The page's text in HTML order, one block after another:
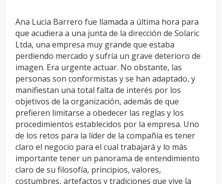
Ana Lucia Barrero fue llamada a última hora para
que acudiera a una junta de la dirección de Solaric
Ltda, una empresa muy grande que estaba
perdiendo mercado y sufría un grave deterioro de
imagen. Era urgente actuar. No obstante, las
personas son conformistas y se han adaptado, y
manifiestan una total falta de interés por los
objetivos de la organización, además de que
prefieren limitarse a obedecer las reglas y los
procedimientos establecidos por la empresa. Uno
de los retos para la líder de la compañía es tener
claro el negocio para el cual trabajará y lo más
importante tener un panorama de entendimiento
claro de su filosofía, principios, valores,
costumbres, artefactos y tradiciones que vive la